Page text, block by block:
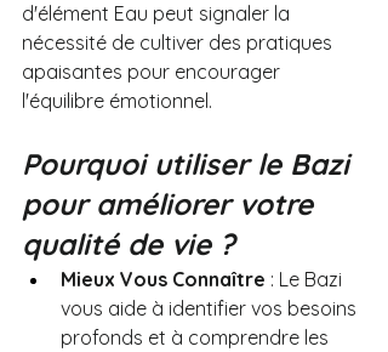
d'élément Eau peut signaler la
nécessité de cultiver des pratiques
apaisantes pour encourager
l'équilibre émotionnel.
Pourquoi utiliser le Bazi
pour améliorer votre
qualité de vie ?
Mieux Vous Connaître : Le Bazi
vous aide à identifier vos besoins
profonds et à comprendre les